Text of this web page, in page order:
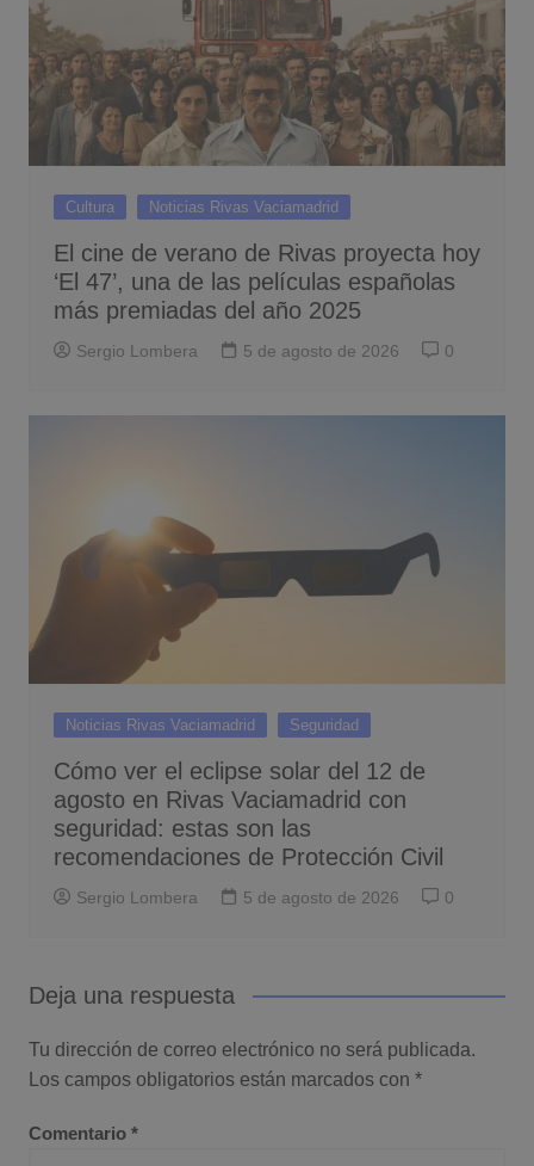
Cultura Noticias Rivas Vaciamadrid
El cine de verano de Rivas proyecta hoy
‘El 47’, una de las películas españolas
más premiadas del año 2025
Sergio Lombera 5 de agosto de 2026 0
Noticias Rivas Vaciamadrid Seguridad
Cómo ver el eclipse solar del 12 de
agosto en Rivas Vaciamadrid con
seguridad: estas son las
recomendaciones de Protección Civil
Sergio Lombera 5 de agosto de 2026 0
Deja una respuesta
Tu dirección de correo electrónico no será publicada.
Los campos obligatorios están marcados con *
Comentario *